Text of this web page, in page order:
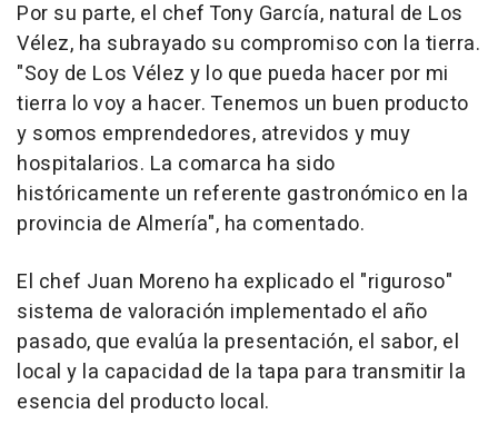
Por su parte, el chef Tony García, natural de Los
Vélez, ha subrayado su compromiso con la tierra.
"Soy de Los Vélez y lo que pueda hacer por mi
tierra lo voy a hacer. Tenemos un buen producto
y somos emprendedores, atrevidos y muy
hospitalarios. La comarca ha sido
históricamente un referente gastronómico en la
provincia de Almería", ha comentado.
El chef Juan Moreno ha explicado el "riguroso"
sistema de valoración implementado el año
pasado, que evalúa la presentación, el sabor, el
local y la capacidad de la tapa para transmitir la
esencia del producto local.